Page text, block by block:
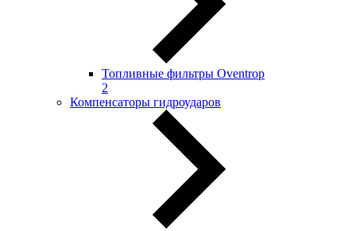
Топливные фильтры Oventrop
2
Компенсаторы гидроударов